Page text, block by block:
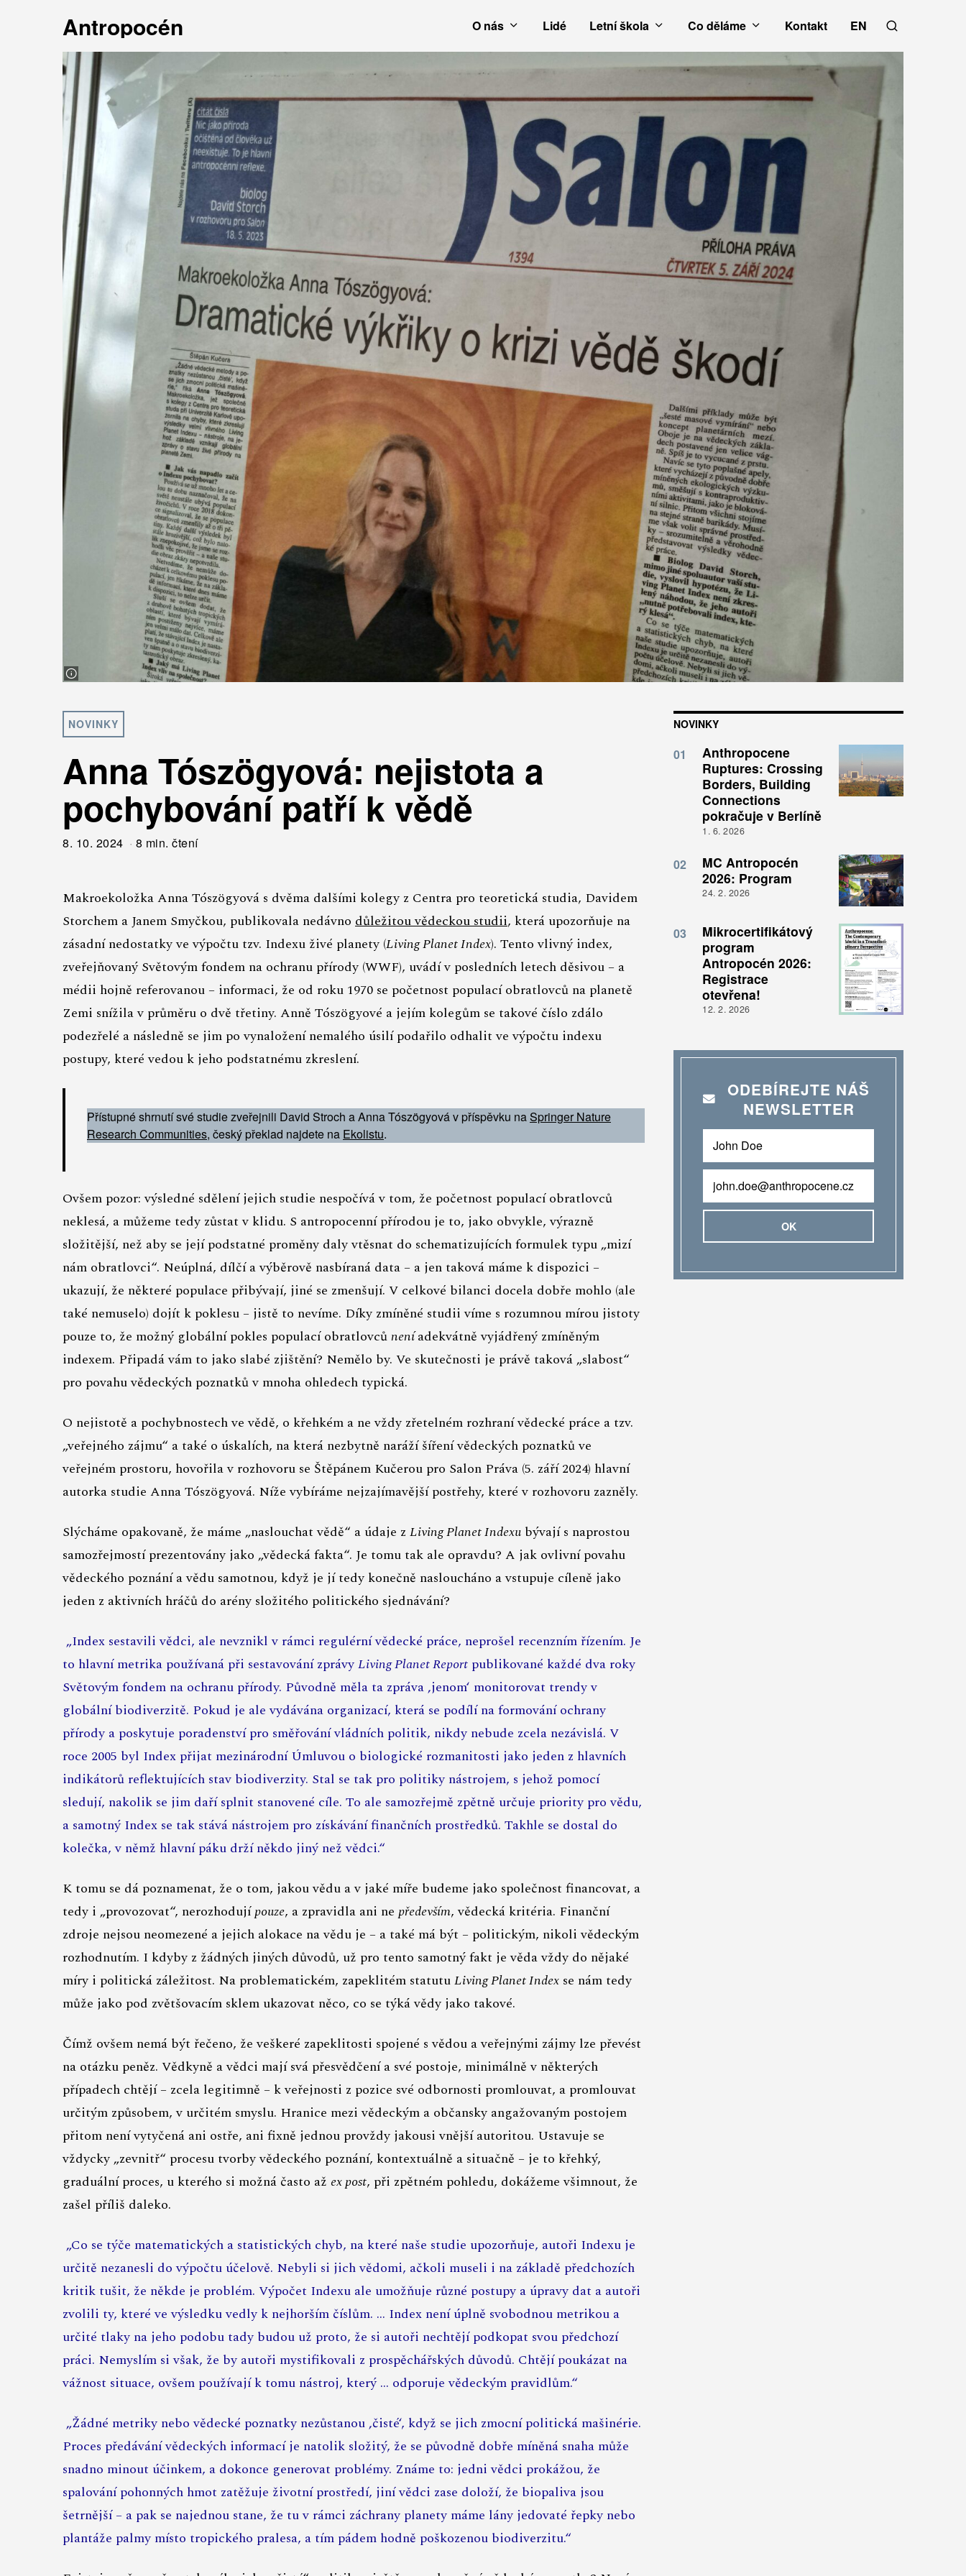
Antropocén O nás Lidé Letní škola Co děláme Kontakt EN
NOVINKY
Anna Tószögyová: nejistota a
pochybování patří k vědě
8. 10. 2024 8 min. čtení
Makroekoložka Anna Tószögyová s dvěma dalšími kolegy z Centra pro teoretická studia, Davidem
Storchem a Janem Smyčkou, publikovala nedávno důležitou vědeckou studii, která upozorňuje na
zásadní nedostatky ve výpočtu tzv. Indexu živé planety (Living Planet Index). Tento vlivný index,
zveřejňovaný Světovým fondem na ochranu přírody (WWF), uvádí v posledních letech děsivou – a
médii hojně referovanou – informaci, že od roku 1970 se početnost populací obratlovců na planetě
Zemi snížila v průměru o dvě třetiny. Anně Tószögyové a jejím kolegům se takové číslo zdálo
podezřelé a následně se jim po vynaložení nemalého úsilí podařilo odhalit ve výpočtu indexu
postupy, které vedou k jeho podstatnému zkreslení.
Přístupné shrnutí své studie zveřejnili David Stroch a Anna Tószögyová v příspěvku naSpringer Nature
Research Communities, český překlad najdete na Ekolistu.
Ovšem pozor: výsledné sdělení jejich studie nespočívá v tom, že početnost populací obratlovců
neklesá, a můžeme tedy zůstat v klidu. S antropocenní přírodou je to, jako obvykle, výrazně
složitější, než aby se její podstatné proměny daly vtěsnat do schematizujících formulek typu „mizí
nám obratlovci“. Neúplná, dílčí a výběrově nasbíraná data – a jen taková máme k dispozici –
ukazují, že některé populace přibývají, jiné se zmenšují. V celkové bilanci docela dobře mohlo (ale
také nemuselo) dojít k poklesu – jistě to nevíme. Díky zmíněné studii víme s rozumnou mírou jistoty
pouze to, že možný globální pokles populací obratlovcůneníadekvátně vyjádřený zmíněným
indexem. Připadá vám to jako slabé zjištění? Nemělo by. Ve skutečnosti je právě taková „slabost“
pro povahu vědeckých poznatků v mnoha ohledech typická.
O nejistotě a pochybnostech ve vědě, o křehkém a ne vždy zřetelném rozhraní vědecké práce a tzv.
„veřejného zájmu“ a také o úskalích, na která nezbytně naráží šíření vědeckých poznatků ve
veřejném prostoru, hovořila v rozhovoru se Štěpánem Kučerou pro Salon Práva (5. září 2024) hlavní
autorka studie Anna Tószögyová. Níže vybíráme nejzajímavější postřehy, které v rozhovoru zazněly.
Slýcháme opakovaně, že máme „naslouchat vědě“ a údaje z Living Planet Indexu bývají s naprostou
samozřejmostí prezentovány jako „vědecká fakta“. Je tomu tak ale opravdu? A jak ovlivní povahu
vědeckého poznání a vědu samotnou, když je jí tedy konečně nasloucháno a vstupuje cíleně jako
jeden z aktivních hráčů do arény složitého politického sjednávání?
„Index sestavili vědci, ale nevznikl v rámci regulérní vědecké práce, neprošel recenzním řízením. Je
to hlavní metrika používaná při sestavování zprávyLiving Planet Report publikované každé dva roky
Světovým fondem na ochranu přírody. Původně měla ta zpráva ‚jenom‘ monitorovat trendy v
globální biodiverzitě. Pokud je ale vydávána organizací, která se podílí na formování ochrany
přírody a poskytuje poradenství pro směřování vládních politik, nikdy nebude zcela nezávislá. V
roce 2005 byl Index přijat mezinárodní Úmluvou o biologické rozmanitosti jako jeden z hlavních
indikátorů reflektujících stav biodiverzity. Stal se tak pro politiky nástrojem, s jehož pomocí
sledují, nakolik se jim daří splnit stanovené cíle. To ale samozřejmě zpětně určuje priority pro vědu,
a samotný Index se tak stává nástrojem pro získávání finančních prostředků. Takhle se dostal do
kolečka, v němž hlavní páku drží někdo jiný než vědci.“
K tomu se dá poznamenat, že o tom, jakou vědu a v jaké míře budeme jako společnost financovat, a
tedy i „provozovat“, nerozhodujípouze, a zpravidla ani ne především, vědecká kritéria. Finanční
zdroje nejsou neomezené a jejich alokace na vědu je – a také má být – politickým, nikoli vědeckým
rozhodnutím. I kdyby z žádných jiných důvodů, už pro tento samotný fakt je věda vždy do nějaké
míry i politická záležitost. Na problematickém, zapeklitém statutuLiving Planet Index se nám tedy
může jako pod zvětšovacím sklem ukazovat něco, co se týká vědy jako takové.
Čímž ovšem nemá být řečeno, že veškeré zapeklitosti spojené s vědou a veřejnými zájmy lze převést
na otázku peněz. Vědkyně a vědci mají svá přesvědčení a své postoje, minimálně v některých
případech chtějí – zcela legitimně – k veřejnosti z pozice své odbornosti promlouvat, a promlouvat
určitým způsobem, v určitém smyslu. Hranice mezi vědeckým a občansky angažovaným postojem
přitom není vytyčená ani ostře, ani fixně jednou provždy jakousi vnější autoritou. Ustavuje se
vždycky „zevnitř“ procesu tvorby vědeckého poznání, kontextuálně a situačně – je to křehký,
graduální proces, u kterého si možná často až ex post, při zpětném pohledu, dokážeme všimnout, že
zašel příliš daleko.
„Co se týče matematických a statistických chyb, na které naše studie upozorňuje, autoři Indexu je
určitě nezanesli do výpočtu účelově. Nebyli si jich vědomi, ačkoli museli i na základě předchozích
kritik tušit, že někde je problém. Výpočet Indexu ale umožňuje různé postupy a úpravy dat a autoři
zvolili ty, které ve výsledku vedly k nejhorším číslům. … Index není úplně svobodnou metrikou a
určité tlaky na jeho podobu tady budou už proto, že si autoři nechtějí podkopat svou předchozí
práci. Nemyslím si však, že by autoři mystifikovali z prospěchářských důvodů. Chtějí poukázat na
vážnost situace, ovšem používají k tomu nástroj, který … odporuje vědeckým pravidlům.“
„Žádné metriky nebo vědecké poznatky nezůstanou ‚čisté‘, když se jich zmocní politická mašinérie.
Proces předávání vědeckých informací je natolik složitý, že se původně dobře míněná snaha může
snadno minout účinkem, a dokonce generovat problémy. Známe to: jedni vědci prokážou, že
spalování pohonných hmot zatěžuje životní prostředí, jiní vědci zase doloží, že biopaliva jsou
šetrnější – a pak se najednou stane, že tu v rámci záchrany planety máme lány jedovaté řepky nebo
plantáže palmy místo tropického pralesa, a tím pádem hodně poškozenou biodiverzitu.“
NOVINKY
01
Anthropocene
Ruptures: Crossing
Borders, Building
Connections
pokračuje v Berlíně
1. 6. 2026
02
MC Antropocén
2026: Program
24. 2. 2026
03
Mikrocertifikátový
program
Antropocén 2026:
Registrace
otevřena!
12. 2. 2026
ODEBÍREJTE NÁŠ
NEWSLETTER